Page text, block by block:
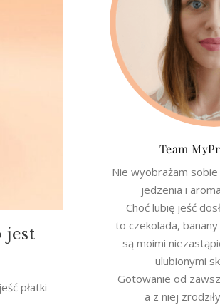
jest
płatki
Team
Nie wyobrażam
jedzenia i
Choć lubię jeść
to czekolada,
są moimi
ulubionymi
Gotowanie od
a z niej